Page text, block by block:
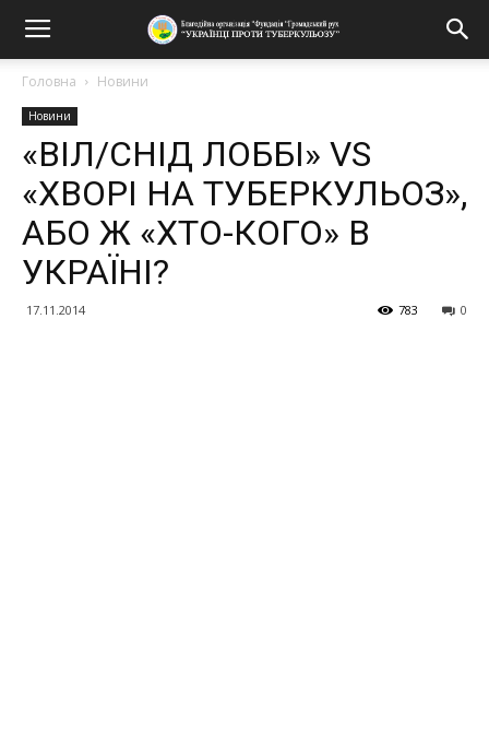
Головна Новини
Новини
«ВІЛ/СНІД ЛОББІ» VS
«ХВОРІ НА ТУБЕРКУЛЬОЗ»,
АБО Ж «ХТО-КОГО» В
УКРАЇНІ?
17.11.2014 0
783